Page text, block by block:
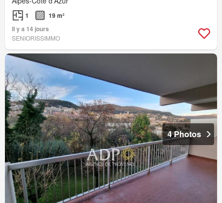
1
19 m²
Il y a 14 jours
SENIORISSIMMO
4 Photos